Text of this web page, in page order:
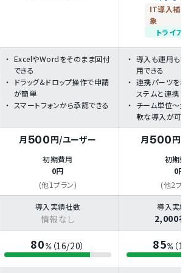
IT導入補助
象
トライア
ExcelやWordをそのまま回付
できる
ドラッグ&ドロップ操作で申請
が簡単
スマートフォンから承認できる
導入も運用も簡
用できる
連携パーツを利
ステムと連携
チーム単位～全
軟な導入が可能
月500円/ユーザー
初期費用
0円
(他1プラン)
月500円
初期費
0円
(他2プラ
導入実績社数
情報なし
導入実績
2,000社
80%（16/20） 85% （